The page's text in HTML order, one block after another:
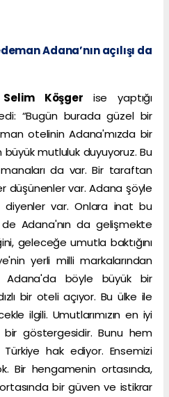
Adana’nın açılışı da
Köşger ise yaptığı
“Bugün burada güzel bir
otelinin Adana'mızda bir
büyük mutluluk duyuyoruz. Bu
manaları da var. Bir taraftan
düşünenler var. Adana şöyle
diyenler var. Onlara inat bu
de Adana'nın da gelişmekte
geleceğe umutla baktığını
yerli milli markalarından
Adana'da böyle büyük bir
bir oteli açıyor. Bu ülke ile
ilgili. Umutlarımızın en iyi
göstergesidir. Bunu hem
hak ediyor. Ensemizi
Bir hengamenin ortasında,
bir güven ve istikrar